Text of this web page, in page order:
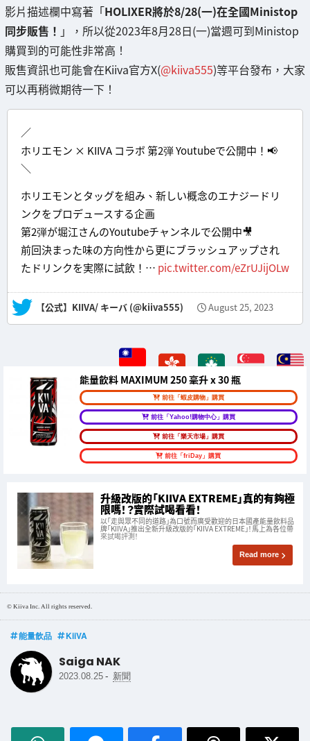
影片描述欄中寫著「HOLIXER將於8/28(一)在全國Ministop
同步販售！ 」，所以從2023年8月28日(一)當週可到Ministop
購買到的可能性非常高！
販售資訊也可能會在Kiiva官方X(@kiiva555)等平台發布，大家
可以再稍微期待一下！
／
ホリエモン × KIIVA コラボ 第2弾 Youtubeで公開中！📢
＼
ホリエモンとタッグを組み、新しい概念のエナジードリ
ンクをプロデュースする企画
第2弾が堀江さんのYoutubeチャンネルで公開中🎥
前回決まった味の方向性から更にブラッシュアップされ
たドリンクを実際に試飲！… pic.twitter.com/eZrUJijOLw
— 【公式】KIIVA/ キーバ (@kiiva555) August 25, 2023
能量飲料 MAXIMUM 250 毫升 x 30 瓶
前往「蝦皮購物」購買
前往「Yahoo!購物中心」購買
前往「樂天市場」購買
前往「friDay」購買
升級改版的「KIIVA EXTREME」真的有夠極
限嗎！？實際試喝看看！
以「走與眾不同的道路」為口號而廣受歡迎的日本國產能量飲料品
牌「KIIVA」推出全新升級改版的「KIIVA EXTREME」！馬上為各位帶
來試喝評測！
Read more
© Kiiva Inc. All rights reserved.
能量飲品 KiiVA
Saiga NAK
2023.08.25 - 新聞